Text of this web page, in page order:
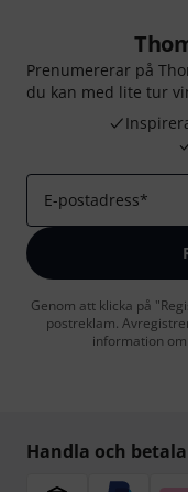
Prenumererar på
du kan med lite tur
E-postadress*
Genom att klicka på
postreklam.
information
Handla och